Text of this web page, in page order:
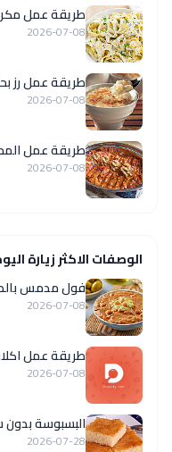
طريقة عمل
2026-07-08
طريقة عمل رز بحليب
2026-07-08
طريقة عمل
2026-07-08
الوصفات الاكثر زيارة
فول مدمس
2026-07-08
طريقة عمل
2026-07-08
البسبوسة
2026-07-28